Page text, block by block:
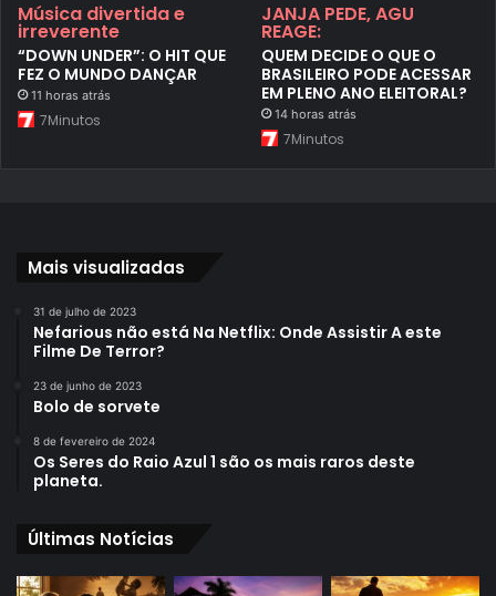
Música divertida e
irreverente
“DOWN UNDER”: O HIT QUE
FEZ O MUNDO DANÇAR
11 horas atrás
7Minutos
JANJA PEDE, AGU
REAGE:
QUEM DECIDE O QUE O
BRASILEIRO PODE ACESSAR
EM PLENO ANO ELEITORAL?
14 horas atrás
7Minutos
Mais visualizadas
31 de julho de 2023
Nefarious não está Na Netflix: Onde Assistir A este
Filme De Terror?
23 de junho de 2023
Bolo de sorvete
8 de fevereiro de 2024
Os Seres do Raio Azul 1 são os mais raros deste
planeta.
Últimas Notícias